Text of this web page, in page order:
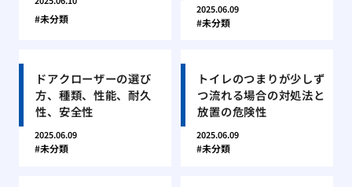
未分類
2025.06.09
未分類
ドアクローザーの選び
方、種類、性能、耐久
性、安全性
2025.06.09
未分類
トイレのつまりが少しず
つ流れる場合の対処法と
放置の危険性
2025.06.09
未分類